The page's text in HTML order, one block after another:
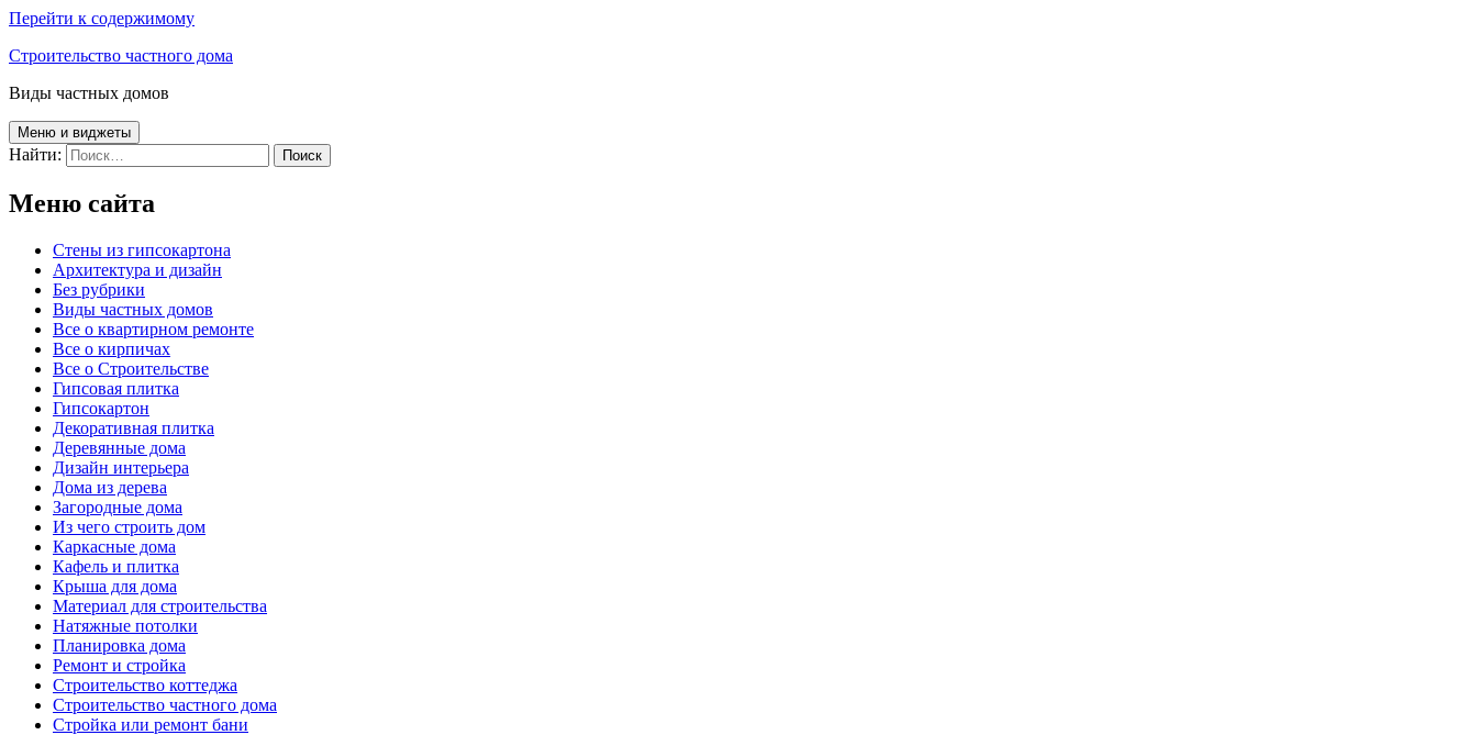
Перейти к содержимому
Строительство частного дома
Виды частных домов
Меню и виджеты
Найти:
Меню сайта
Cтены из гипсокартона
Архитектура и дизайн
Без рубрики
Виды частных домов
Все о квартирном ремонте
Все о кирпичах
Все о Строительстве
Гипсовая плитка
Гипсокартон
Декоративная плитка
Деревянные дома
Дизайн интерьера
Дома из дерева
Загородные дома
Из чего строить дом
Каркасные дома
Кафель и плитка
Крыша для дома
Материал для строительства
Натяжные потолки
Планировка дома
Ремонт и стройка
Строительство коттеджа
Строительство частного дома
Стройка или ремонт бани